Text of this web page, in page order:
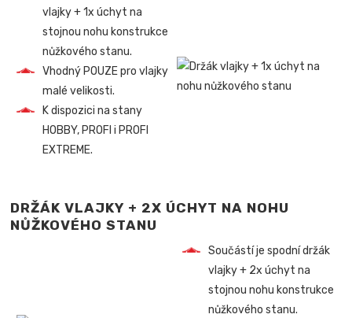
vlajky + 1x úchyt na
stojnou nohu konstrukce
nůžkového stanu.
Vhodný POUZE pro vlajky
malé velikosti.
K dispozici na stany
HOBBY, PROFI i PROFI
EXTREME.
DRŽÁK VLAJKY + 2X ÚCHYT NA NOHU
NŮŽKOVÉHO STANU
Součástí je spodní držák
vlajky + 2x úchyt na
stojnou nohu konstrukce
nůžkového stanu.